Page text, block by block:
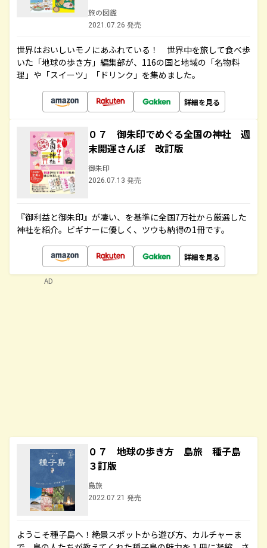
旅の図鑑
2021.07.26 発売
世界はおいしいモノにあふれている！ 世界中を旅して食べ歩
いた「地球の歩き方」編集部が、116の国と地域の「名物料
理」や「スイーツ」「ドリンク」を集めました。
詳細を見る
０７ 御朱印でめぐる全国の神社 週
末開運さんぽ 改訂版
御朱印
2026.07.13 発売
『御利益と御朱印』が凄い、を基準に全国7万社から厳選した
神社を紹介。ビギナーに優しく、ツウも納得の1冊です。
詳細を見る
０７ 地球の歩き方 島旅 種子島
３訂版
島旅
2022.07.21 発売
ようこそ種子島へ！絶景スポットから遊び方、カルチャーま
AD